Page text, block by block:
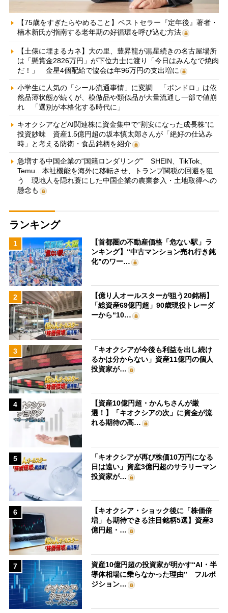
【75歳をすぎたらやめること】ベストセラー『定年後』著者・
楠木新氏が指南する老年期の好循環を呼び込む方法
【土俵に埋まるカネ】大の里、豊昇龍が黒星続きの名古屋場所
は「懸賞金2826万円」が下位力士に渡り「今日はみんなで焼肉
だ！」 金星4個配給で協会は年96万円の支出増に
小学生に人気の「シール流通事情」に変調 「ボンドロ」は依
然品薄状態が続くが、模倣品や類似品が大量流通し一部で値崩
れ 「選別が本格化する時代に」
キオクシアなどAI関連株に資金集中で“割安になった成長株”に
投資妙味 資産1.5億円超の坂本慎太郎さんが「絶好の仕込み
時」と考える防衛・食品銘柄を紹介
急増する中国企業の“国籍ロンダリング” SHEIN、TikTok、
Temu…本社機能を海外に移転させ、トランプ関税の回避を狙
う 現地人を隠れ蓑にした中国企業の農業参入・土地取得への
懸念も
ランキング
1
【首都圏の不動産価格「危ない駅」ラ
ンキング】“中古マンション売れ行き鈍
化”のワー…
2
【億り人オールスターが狙う20銘柄】
「総資産69億円超」90歳現役トレーダ
ーから“10…
3
「キオクシアが今後も利益を出し続け
るかは分からない」資産11億円の個人
投資家が…
4
【資産10億円超・かんちさんが厳
選！】「キオクシアの次」に資金が流
れる期待の高…
5
「キオクシアが再び株価10万円になる
日は遠い」資産3億円超のサラリーマン
投資家が…
6
【キオクシア・ショック後に「株価倍
増」も期待できる注目銘柄5選】資産3
億円超・…
7
資産10億円超の投資家が明かす“AI・半
導体相場に乗らなかった理由” フルポ
ジション…